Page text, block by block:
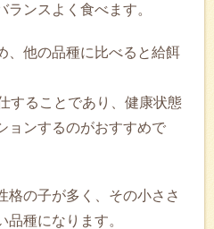
ランスよく食べます。
、他の品種に比べると給餌
することであり、健康状態
ョンするのがおすすめで
格の子が多く、その小ささ
種になります。